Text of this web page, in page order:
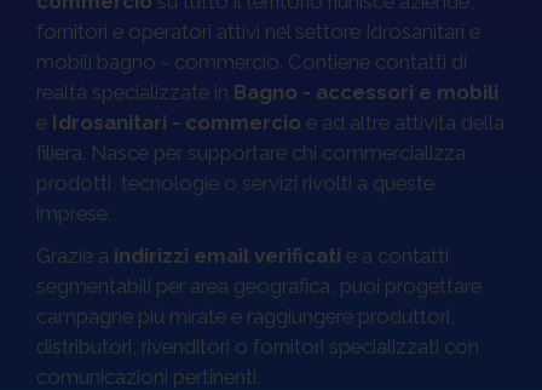
Sempre pronti al decollo. Anche ad agosto.
Ordini, validazione e consegna sono sempre operative.
Fino al23 agosto, approfitta della promo online:-50% su
-60% da 2 Database
Offerta valida fino al 23 agosto 2026 esclusivamente per gli acquisti online.
Ordini, validazione e consegna sono sempre operative anche durante il periodo
Sblocca il -60%!
fornitori e operatori attivi nel settore Idrosanitari e
mobili bagno - commercio. Contiene contatti di
realtà specializzate in Bagno - accessori e mobili
e Idrosanitari - commercio e ad altre attività della
filiera. Nasce per supportare chi commercializza
prodotti, tecnologie o servizi rivolti a queste
imprese.
Grazie a indirizzi email verificati e a contatti
segmentabili per area geografica, puoi progettare
campagne più mirate e raggiungere produttori,
distributori, rivenditori o fornitori specializzati con
comunicazioni pertinenti.